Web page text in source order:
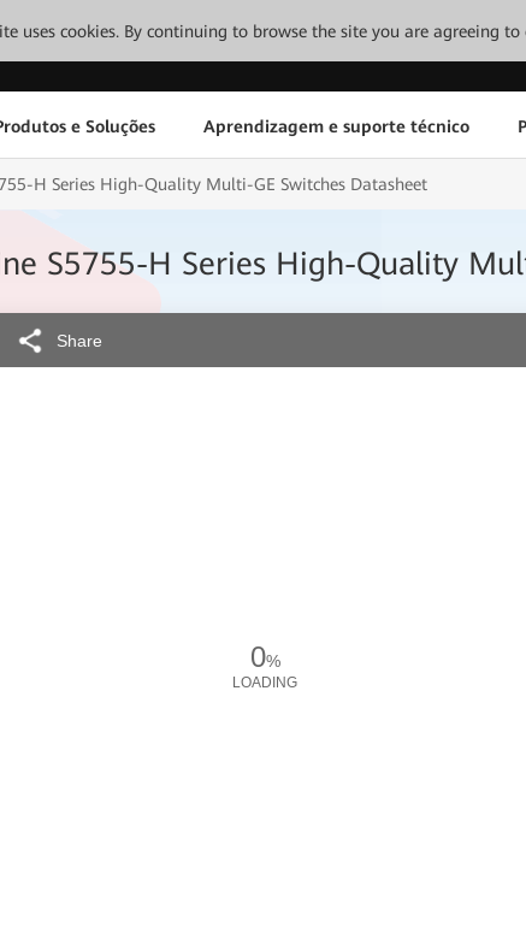
uses cookies. By continuing to browse the site you are agreeing to
e Soluções Aprendizagem e suporte técnico
H Series High-Quality Multi-GE Switches Datasheet
S5755-H Series High-Quality
Share
0%
LOADING